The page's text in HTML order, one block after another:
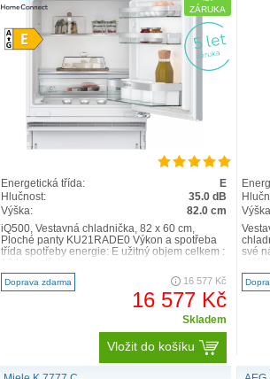
ZÁRUKA
Energetická třída:
E
Hlučnost:
35.0 dB
Výška:
82.0 cm
iQ500, Vestavná chladnička, 82 x 60 cm,
Ploché panty KU21RADE0 Výkon a spotřeba
třída spotřeby energie: E užitný objem celkem :
Doprava zdarma 16 577 Kč
16 577 Kč
Skladem
Vložit do košíku
své